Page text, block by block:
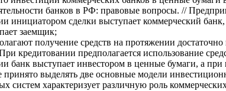
банков в РФ: правовые вопросы. //
инициатором сделки выступает коммерческий
заемщик;
получение средств на протяжении
кредитовании предполагается использование
банк выступает инвестором в ценные бумаги, а
выделять две основные модели
систем характеризует различную роль